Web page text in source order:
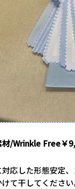
材/Wrinkle Free￥
応した形態安定
て干してくださ